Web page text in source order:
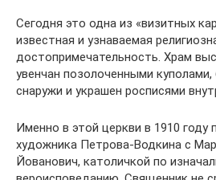
Сегодня это одна из «визитных
известная и узнаваемая
достопримечательность. Храм
увенчан позолоченными
снаружи и украшен росписями
Именно в этой церкви в 1910 году
художника Петрова-Водкина с
Йованович, католичкой по